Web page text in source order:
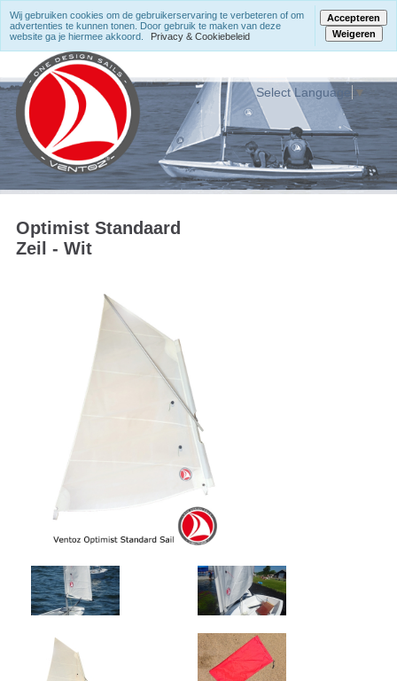
Select Language ▼
Optimist Standaard
Zeil - Wit
Wij gebruiken cookies om de gebruikerservaring te verbeteren of om
advertenties te kunnen tonen. Door gebruik te maken van deze
website ga je hiermee akkoord.
Privacy & Cookiebeleid
Accepteren
Weigeren